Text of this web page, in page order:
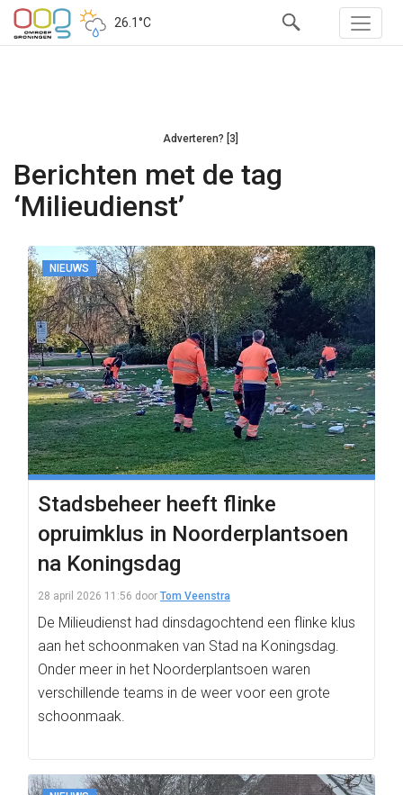
26.1°C
Adverteren? [3]
Berichten met de tag
‘Milieudienst’
NIEUWS
Stadsbeheer heeft flinke
opruimklus in Noorderplantsoen
na Koningsdag
28 april 2026 11:56 door Tom Veenstra
De Milieudienst had dinsdagochtend een flinke klus
aan het schoonmaken van Stad na Koningsdag.
Onder meer in het Noorderplantsoen waren
verschillende teams in de weer voor een grote
schoonmaak.